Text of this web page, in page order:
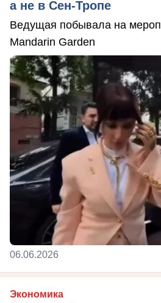
а не в Сен-Тропе
Ведущая побывала на
Mandarin Garden
06.06.2026
Экономика